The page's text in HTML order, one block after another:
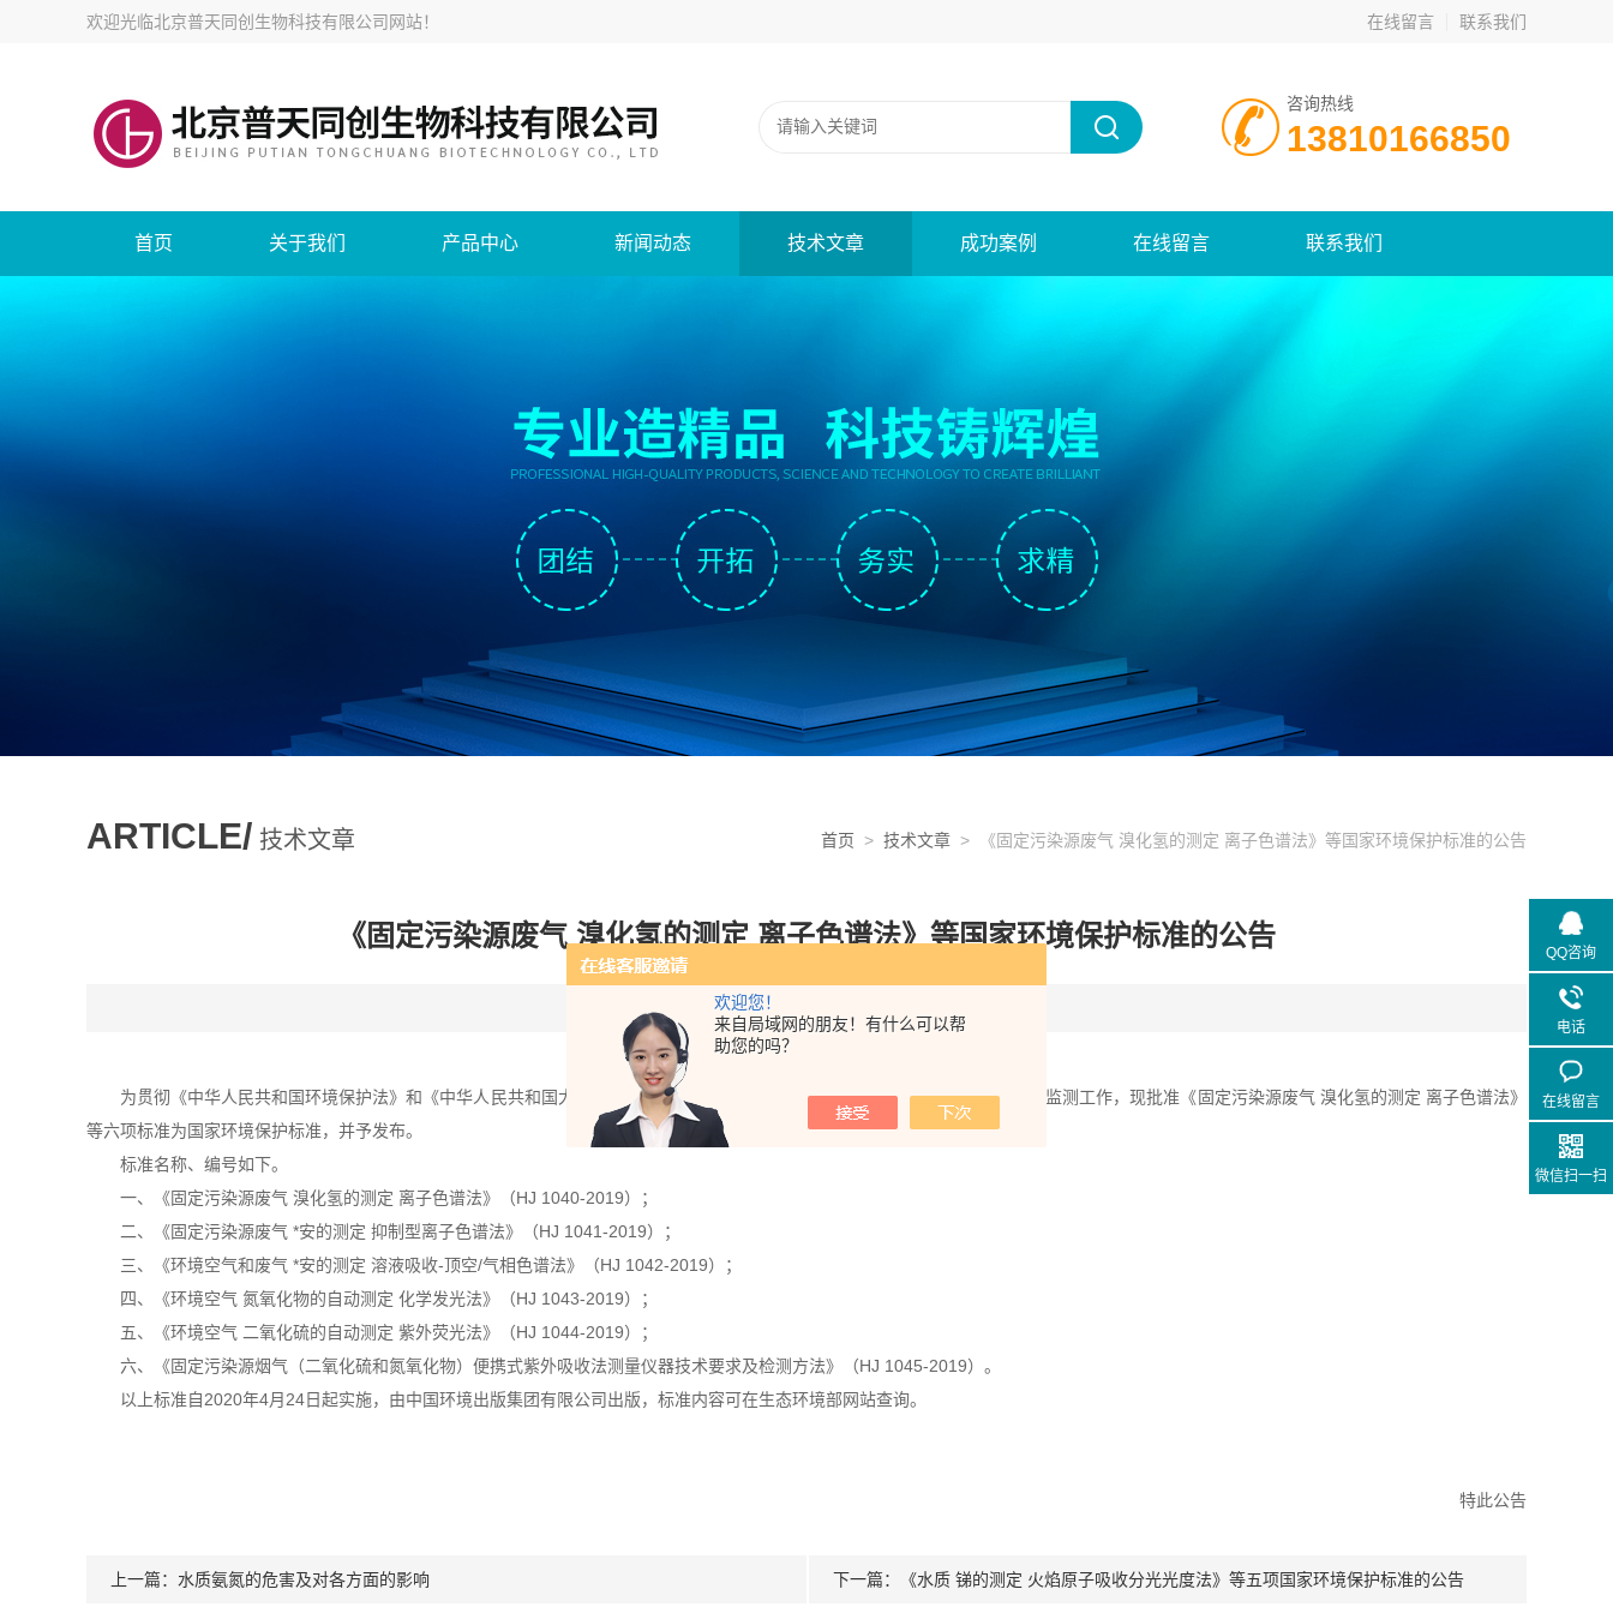
欢迎您！
来自局域网的朋友！有什么可以帮
助您的吗？
欢迎光临北京普天同创生物科技有限公司网站！ 在线留言 联系我们
咨询热线
13810166850
首页 关于我们 产品中心 新闻动态 技术文章 成功案例 在线留言 联系我们
ARTICLE/ 技术文章 首页 > 技术文章 > 《固定污染源废气 溴化氢的测定 离子色谱法》等国家环境保护标准的公告
《固定污染源废气 溴化氢的测定 离子色谱法》等国家环境保护标准的公告
更新时间：2019-11-12
为贯彻《中华人民共和国环境保护法》和《中华人民共和国大气污染防治法》，保护生态环境，保障人体健康，规范生态环境监测工作，现批准《固定污染源废气 溴化氢的测定 离子色谱法》
等六项标准为国家环境保护标准，并予发布。
标准名称、编号如下。
一、《固定污染源废气 溴化氢的测定 离子色谱法》（HJ 1040-2019）；
二、《固定污染源废气 *安的测定 抑制型离子色谱法》（HJ 1041-2019）；
三、《环境空气和废气 *安的测定 溶液吸收-顶空/气相色谱法》（HJ 1042-2019）；
四、《环境空气 氮氧化物的自动测定 化学发光法》（HJ 1043-2019）；
五、《环境空气 二氧化硫的自动测定 紫外荧光法》（HJ 1044-2019）；
六、《固定污染源烟气（二氧化硫和氮氧化物）便携式紫外吸收法测量仪器技术要求及检测方法》（HJ 1045-2019）。
以上标准自2020年4月24日起实施，由中国环境出版集团有限公司出版，标准内容可在生态环境部网站查询。
特此公告
上一篇： 水质氨氮的危害及对各方面的影响 下一篇： 《水质 锑的测定 火焰原子吸收分光光度法》等五项国家环境保护标准的公告
QQ咨询
电话
在线留言
微信扫一扫